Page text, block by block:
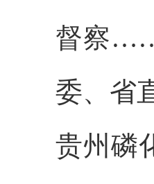
督察……
委、省
贵州磷